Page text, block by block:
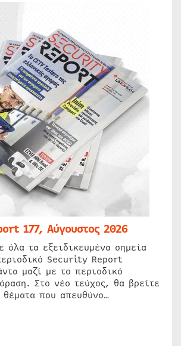
177, Αύγουστος 2026
όλα τα εξειδικευμένα σημεία
Security Report
μαζί με το περιοδικό
Στο νέο τεύχος, θα βρείτε
θέματα που απευθύνο…